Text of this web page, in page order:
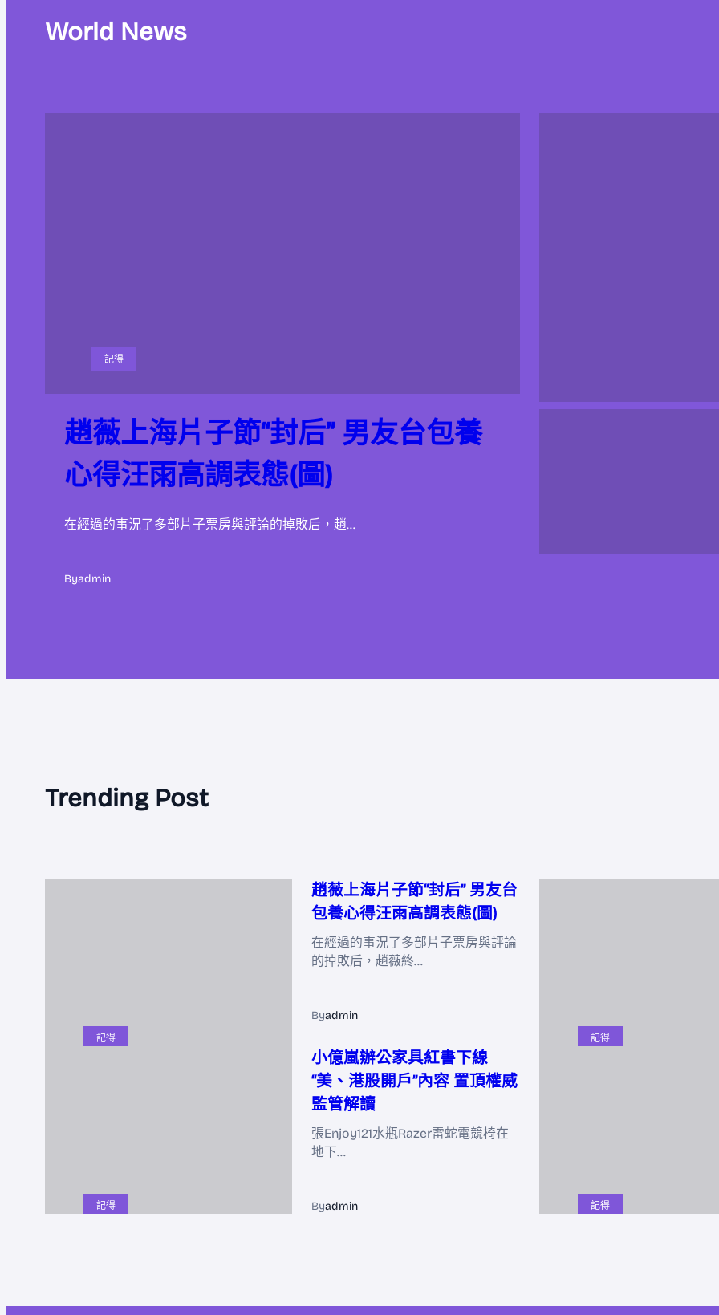
World News
記得
趙薇上海片子節“封后” 男友台包養
心得汪雨高調表態(圖)
在經過的事況了多部片子票房與評論的掉敗后，趙…
Byadmin
Trending Post
記得
趙薇上海片子節“封后” 男友台
包養心得汪雨高調表態(圖)
在經過的事況了多部片子票房與評論
的掉敗后，趙薇終…
Byadmin
記得
記得
小億嵐辦公家具紅書下線
“美、港股開戶”內容 置頂權威
監管解讀
張Enjoy121水瓶Razer雷蛇電競椅在
地下…
Byadmin 記得